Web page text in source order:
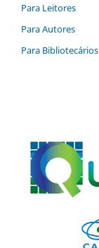
Para Leitores
Para Autores
Para Bibliotecários